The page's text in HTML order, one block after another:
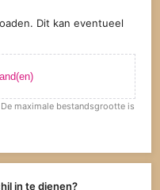
Dit kan eventueel
maximale bestandsgrootte is
in te dienen?